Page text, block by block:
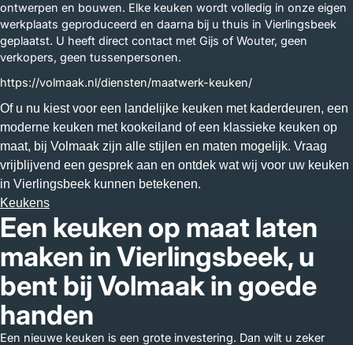
ontwerpen en bouwen. Elke keuken wordt volledig in onze eigen
werkplaats geproduceerd en daarna bij u thuis in Vierlingsbeek
geplaatst. U heeft direct contact met Gijs of Wouter, geen
verkopers, geen tussenpersonen.
https://volmaak.nl/diensten/maatwerk-keuken/
Of u nu kiest voor een landelijke keuken met kaderdeuren, een
moderne keuken met kookeiland of een klassieke keuken op
maat, bij Volmaak zijn alle stijlen en maten mogelijk. Vraag
vrijblijvend een gesprek aan en ontdek wat wij voor uw keuken
in Vierlingsbeek kunnen betekenen.
Keukens
Een keuken op maat laten
maken in Vierlingsbeek, u
bent bij Volmaak in goede
handen
Een nieuwe keuken is een grote investering. Dan wilt u zeker